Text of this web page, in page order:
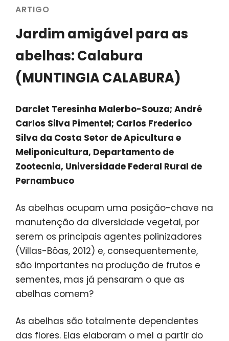
ARTIGO
Jardim amigável para as
abelhas: Calabura
(MUNTINGIA CALABURA)
Darclet Teresinha Malerbo-Souza; André
Carlos Silva Pimentel; Carlos Frederico
Silva da Costa Setor de Apicultura e
Meliponicultura, Departamento de
Zootecnia, Universidade Federal Rural de
Pernambuco
As abelhas ocupam uma posição-chave na
manutenção da diversidade vegetal, por
serem os principais agentes polinizadores
(Villas-Bôas, 2012) e, consequentemente,
são importantes na produção de frutos e
sementes, mas já pensaram o que as
abelhas comem?
As abelhas são totalmente dependentes
das flores. Elas elaboram o mel a partir do